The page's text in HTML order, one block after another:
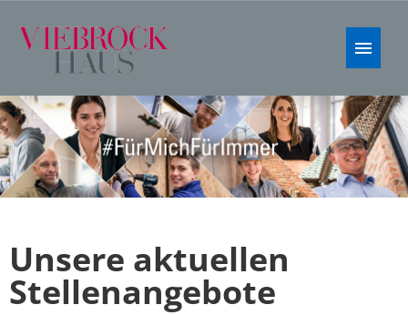
Stellenangebote
FAQ
Unsere aktuellen
Stellenangebote